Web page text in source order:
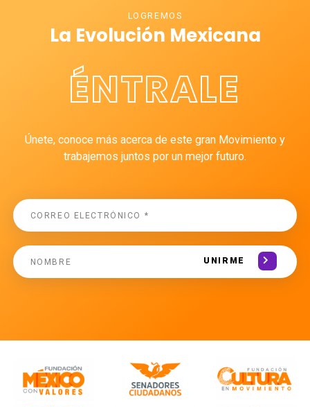
LOGREMOS
La Evolución Mexicana
ÉNTRALE
Únete, conoce más acerca de este gran Movimiento y
trabajemos juntos por un mejor futuro.
UNIRME